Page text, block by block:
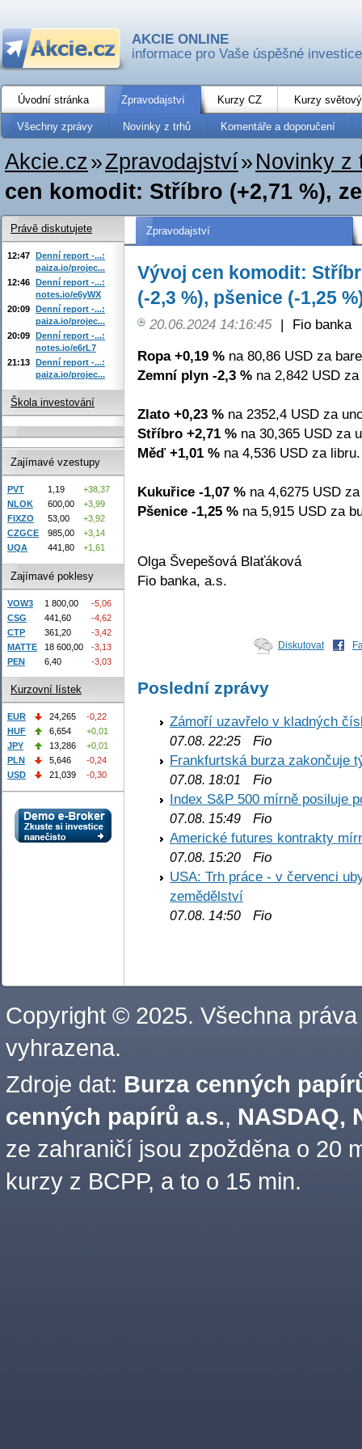
AKCIE ONLINE
informace pro Vaše úspěšné investice
Úvodní stránka Zpravodajství Kurzy CZ Kurzy
Všechny zprávy Novinky z trhů Komentáře a doporučení
Akcie.cz»Zpravodajství» Novinky z
cen komodit: Stříbro (+2,71 %),
Zpravodajství
Vývoj cen komodit:
(-2,3 %), pšenice (-1,25
20.06.2024 14:16:45 |
Fio banka
Ropa +0,19 % na 80,86 USD za
Zemní plyn -2,3 % na 2,842 USD
Zlato +0,23 % na 2352,4 USD za
Stříbro +2,71 % na 30,365 USD za
Měď +1,01 % na 4,536 USD za libru.
Kukuřice -1,07 % na 4,6275 USD
Pšenice -1,25 % na 5,915 USD za
Olga Švepešová Blaťáková
Fio banka, a.s.
Diskutovat
Poslední zprávy
Zámoří uzavřelo v kladných
07.08. 22:25 Fio
Frankfurtská burza zakončuje
07.08. 18:01
Fio
Index S&P 500 mírně posiluje
07.08. 15:49 Fio
Americké futures kontrakty
07.08. 15:20 Fio
USA: Trh práce - v červenci
zemědělství
07.08. 14:50 Fio
Právě diskutujete
12:47 Denní report -...:
paiza.io/projec...
12:46 Denní report -...:
notes.io/e6yWX
20:09 Denní report -...:
paiza.io/projec...
20:09 Denní report -...:
notes.io/e6rL7
21:13 Denní report -...:
paiza.io/projec...
Škola investování
Zajímavé vzestupy
PVT 1,19
+38,37
NLOK
600,00
+3,99
FIXZO
53,00
+3,92
CZGCE
985,00
+3,14
UQA
441,80 +1,61
Zajímavé poklesy
VOW3 1 800,00
-5,06
CSG
441,60
-4,62
CTP
361,20
-3,42
MATTE
18 600,00
-3,13
PEN
6,40 -3,03
Kurzovní lístek
EUR 24,265
-0,22
HUF
6,654
+0,01
JPY
13,286
+0,01
PLN
5,646
-0,24
USD
21,039 -0,30
Copyright © 2025. Všechna práva
vyhrazena.
Zdroje dat: Burza cenných
cenných papírů a.s., NASDAQ,
ze zahraničí jsou zpožděna o 20
kurzy z BCPP, a to o 15 min.